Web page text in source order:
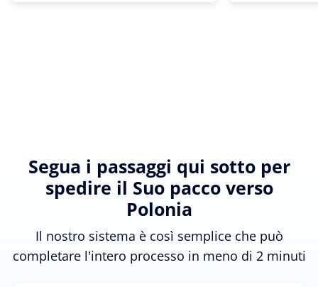
Segua i passaggi qui sotto per
spedire il Suo pacco verso
Polonia
Il nostro sistema è così semplice che può
completare l'intero processo in meno di 2 minuti